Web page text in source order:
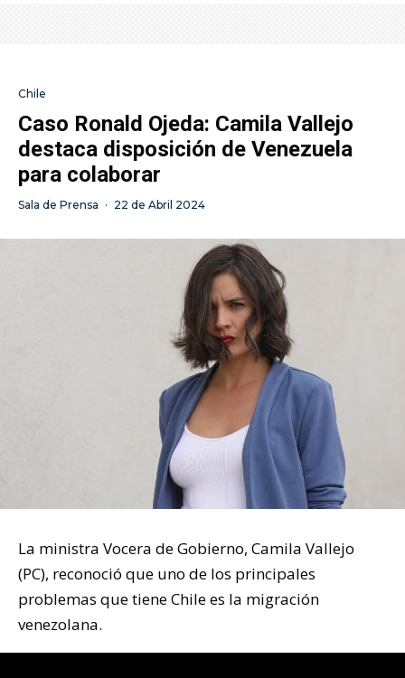
Chile
Caso Ronald Ojeda: Camila Vallejo
destaca disposición de Venezuela
para colaborar
Sala de Prensa · 22 de Abril 2024
La ministra Vocera de Gobierno, Camila Vallejo
(PC), reconoció que uno de los principales
problemas que tiene Chile es la migración
venezolana.